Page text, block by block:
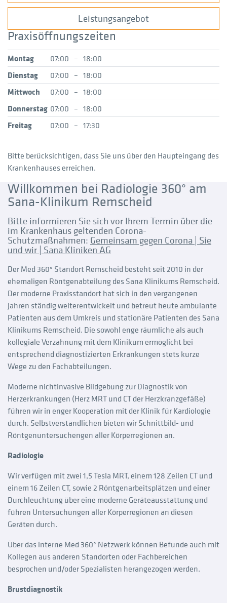
Leistungsangebot
Praxisöffnungszeiten
Montag 07:00 – 18:00
Dienstag
07:00 – 18:00
Mittwoch
07:00 – 18:00
Donnerstag 07:00 – 18:00
Freitag
07:00 – 17:30
Bitte berücksichtigen, dass Sie uns über den Haupteingang des
Krankenhauses erreichen.
Willkommen bei Radiologie 360° am
Sana-Klinikum Remscheid
Bitte informieren Sie sich vor Ihrem Termin über die
im Krankenhaus geltenden Corona-
Schutzmaßnahmen: Gemeinsam gegen Corona | Sie
und wir | Sana Kliniken AG
Der Med 360° Standort Remscheid besteht seit 2010 in der
ehemaligen Röntgenabteilung des Sana Klinikums Remscheid.
Der moderne Praxisstandort hat sich in den vergangenen
Jahren ständig weiterentwickelt und betreut heute ambulante
Patienten aus dem Umkreis und stationäre Patienten des Sana
Klinikums Remscheid. Die sowohl enge räumliche als auch
kollegiale Verzahnung mit dem Klinikum ermöglicht bei
entsprechend diagnostizierten Erkrankungen stets kurze
Wege zu den Fachabteilungen.
Moderne nichtinvasive Bildgebung zur Diagnostik von
Herzerkrankungen (Herz MRT und CT der Herzkranzgefäße)
führen wir in enger Kooperation mit der Klinik für Kardiologie
durch. Selbstverständlichen bieten wir Schnittbild- und
Röntgenuntersuchengen aller Körperregionen an.
Radiologie
Wir verfügen mit zwei 1,5 Tesla MRT, einem 128 Zeilen CT und
einem 16 Zeilen CT, sowie 2 Röntgenarbeitsplätzen und einer
Durchleuchtung über eine moderne Geräteausstattung und
führen Untersuchungen aller Körperregionen an diesen
Geräten durch.
Über das interne Med 360° Netzwerk können Befunde auch mit
Kollegen aus anderen Standorten oder Fachbereichen
besprochen und/oder Spezialisten herangezogen werden.
Brustdiagnostik